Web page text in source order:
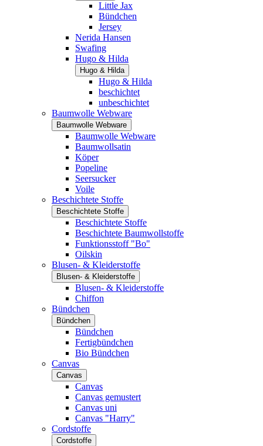
Little Jax
Bündchen
Jersey
Nerida Hansen
Swafing
Hugo & Hilda
Hugo & Hilda
Hugo & Hilda
beschichtet
unbeschichtet
Baumwolle Webware
Baumwolle Webware
Baumwolle Webware
Baumwollsatin
Köper
Popeline
Seersucker
Voile
Beschichtete Stoffe
Beschichtete Stoffe
Beschichtete Stoffe
Beschichtete Baumwollstoffe
Funktionsstoff "Bo"
Oilskin
Blusen- & Kleiderstoffe
Blusen- & Kleiderstoffe
Blusen- & Kleiderstoffe
Chiffon
Bündchen
Bündchen
Bündchen
Fertigbündchen
Bio Bündchen
Canvas
Canvas
Canvas
Canvas gemustert
Canvas uni
Canvas "Harry"
Cordstoffe
Cordstoffe